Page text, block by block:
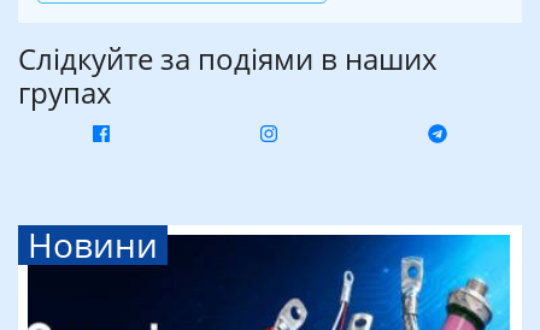
Слідкуйте за подіями в наших
групах
Новини